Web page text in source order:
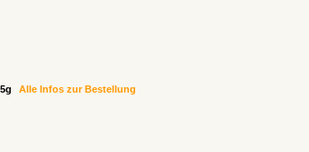
Alle Infos zur Bestellung